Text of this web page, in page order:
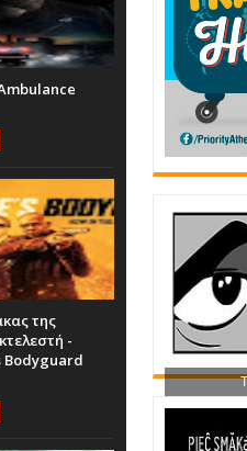
της
-
Bodyguard